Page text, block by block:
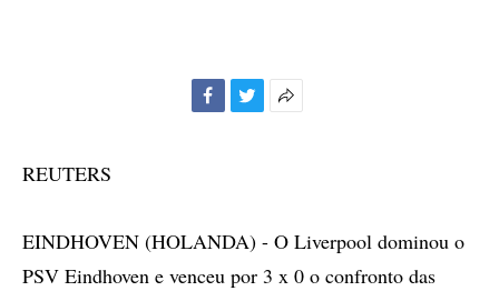
REUTERS
EINDHOVEN (HOLANDA) - O Liverpool dominou o
PSV Eindhoven e venceu por 3 x 0 o confronto das